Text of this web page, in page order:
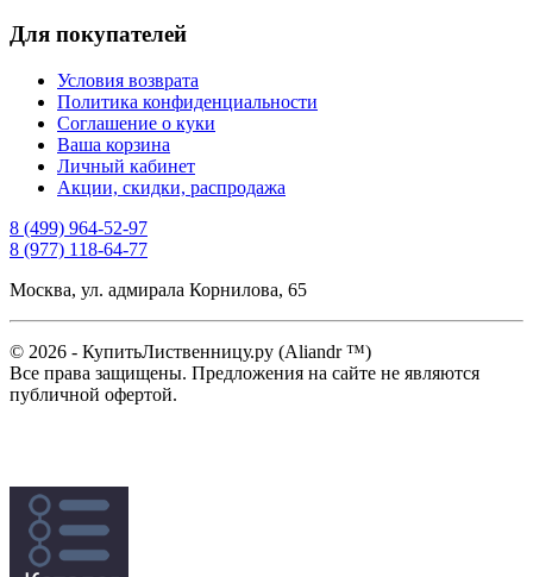
Для покупателей
Условия возврата
Политика конфиденциальности
Соглашение о куки
Ваша корзина
Личный кабинет
Акции, скидки, распродажа
8 (499) 964-52-97
8 (977) 118-64-77
Москва, ул. адмирала Корнилова, 65
© 2026 - КупитьЛиственницу.ру (Aliandr ™)
Все права защищены. Предложения на сайте не являются
публичной офертой.